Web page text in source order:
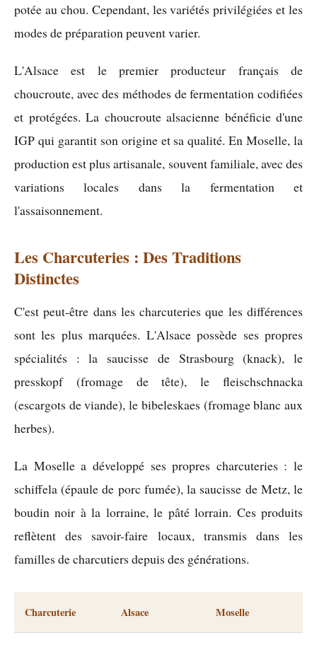
potée au chou. Cependant, les variétés privilégiées et les
modes de préparation peuvent varier.
L'Alsace est le premier producteur français de
choucroute, avec des méthodes de fermentation codifiées
et protégées. La choucroute alsacienne bénéficie d'une
IGP qui garantit son origine et sa qualité. En Moselle, la
production est plus artisanale, souvent familiale, avec des
variations locales dans la fermentation et
l'assaisonnement.
Les Charcuteries : Des Traditions
Distinctes
C'est peut-être dans les charcuteries que les différences
sont les plus marquées. L'Alsace possède ses propres
spécialités : la saucisse de Strasbourg (knack), le
presskopf (fromage de tête), le fleischschnacka
(escargots de viande), le bibeleskaes (fromage blanc aux
herbes).
La Moselle a développé ses propres charcuteries : le
schiffela (épaule de porc fumée), la saucisse de Metz, le
boudin noir à la lorraine, le pâté lorrain. Ces produits
reflètent des savoir-faire locaux, transmis dans les
familles de charcutiers depuis des générations.
Charcuterie Alsace Moselle